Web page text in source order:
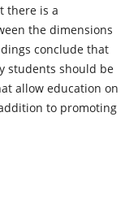
there is a
the dimensions
conclude that
students should be
allow education on
to promoting